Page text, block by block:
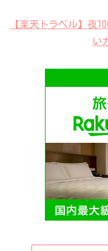
【楽天トラベル】夜
い